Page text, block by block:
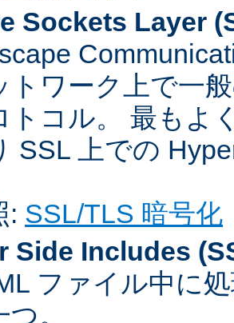
Sockets Layer
トワーク上で一
トコル。 最もよ
SSL 上での
: SSL/TLS 暗号化
Side Includes
ファイル中に
。